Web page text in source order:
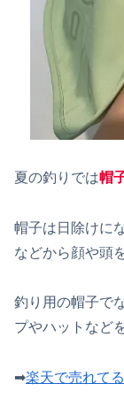
夏の釣りでは帽
帽子は日除けに
などから顔や頭
釣り用の帽子で
プやハットなど
➡楽天で売れて